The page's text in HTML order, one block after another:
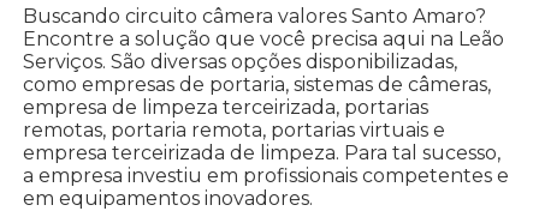
Buscando circuito câmera valores Santo Amaro?
Encontre a solução que você precisa aqui na Leão
Serviços. São diversas opções disponibilizadas,
como empresas de portaria, sistemas de câmeras,
empresa de limpeza terceirizada, portarias
remotas, portaria remota, portarias virtuais e
empresa terceirizada de limpeza. Para tal sucesso,
a empresa investiu em profissionais competentes e
em equipamentos inovadores.